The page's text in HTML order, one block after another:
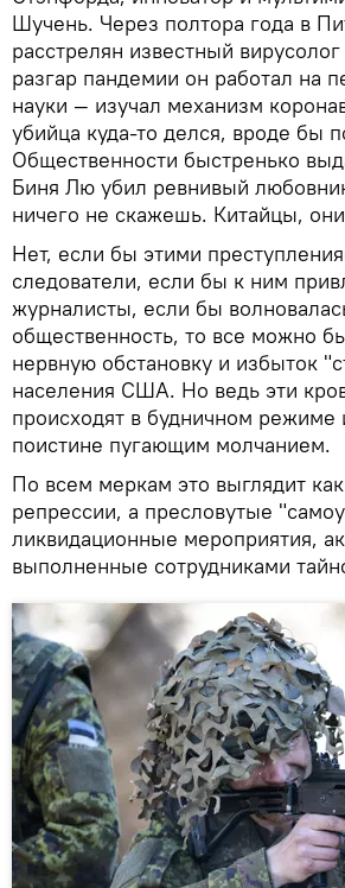
Шучень. Через полтора года в
расстрелян известный
разгар пандемии он работал на
науки — изучал механизм
убийца куда-то делся, вроде бы
Общественности быстренько
Биня Лю убил ревнивый
ничего не скажешь. Китайцы,
Нет, если бы этими
следователи, если бы к ним
журналисты, если бы
общественность, то все можно
нервную обстановку и избыток
населения США. Но ведь эти
происходят в будничном
поистине пугающим молчанием.
По всем меркам это выглядит
репрессии, а пресловутые
ликвидационные мероприятия,
выполненные сотрудниками